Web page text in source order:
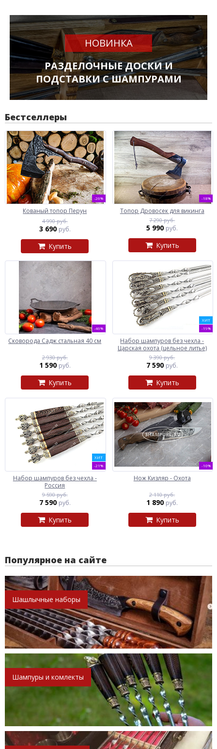
НОВИНКА
РАЗДЕЛОЧНЫЕ ДОСКИ И
ПОДСТАВКИ С ШАМПУРАМИ
Бестселлеры
-26%
Кованый топор Перун
4 990 руб.
3 690 руб.
Купить
-18%
Топор Дровосек для викинга
7 290 руб.
5 990 руб.
Купить
-46%
Сковорода Садж стальная 40 см
2 930 руб.
1 590 руб.
Купить
ХИТ
-19%
Набор шампуров без чехла -
Царская охота (цельное литье)
9 390 руб.
7 590 руб.
Купить
ХИТ
-21%
Набор шампуров без чехла -
Россия
9 590 руб.
7 590 руб.
Купить
-10%
Нож Кизляр - Охота
2 110 руб.
1 890 руб.
Купить
Популярное на сайте
Шашлычные наборы
Шампуры и комлекты